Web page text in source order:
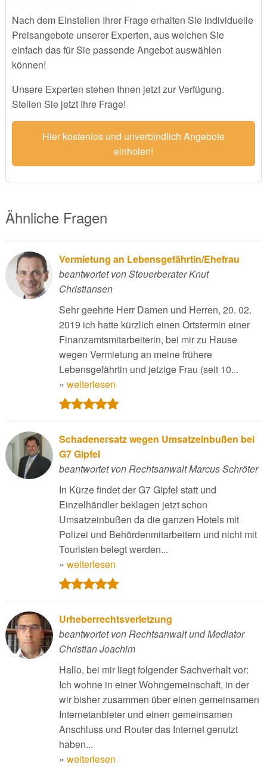
Nach dem Einstellen Ihrer Frage erhalten Sie individuelle
Preisangebote unserer Experten, aus welchen Sie
einfach das für Sie passende Angebot auswählen
können!
Unsere Experten stehen Ihnen jetzt zur Verfügung.
Stellen Sie jetzt Ihre Frage!
Hier kostenlos und unverbindlich Angebote
einholen!
Ähnliche Fragen
Vermietung an Lebensgefährtin/Ehefrau
beantwortet von Steuerberater Knut
Christiansen
Sehr geehrte Herr Damen und Herren, 20. 02.
2019 ich hatte kürzlich einen Ortstermin einer
Finanzamtsmitarbeiterin, bei mir zu Hause
wegen Vermietung an meine frühere
Lebensgefährtin und jetzige Frau (seit 10...
» weiterlesen
Schadenersatz wegen Umsatzeinbußen bei
G7 Gipfel
beantwortet von Rechtsanwalt Marcus Schröter
In Kürze findet der G7 Gipfel statt und
Einzelhändler beklagen jetzt schon
Umsatzeinbußen da die ganzen Hotels mit
Polizei und Behördenmitarbeitern und nicht mit
Touristen belegt werden...
» weiterlesen
Urheberrechtsverletzung
beantwortet von Rechtsanwalt und Mediator
Christian Joachim
Hallo, bei mir liegt folgender Sachverhalt vor:
Ich wohne in einer Wohngemeinschaft, in der
wir bisher zusammen über einen gemeinsamen
Internetanbieter und einen gemeinsamen
Anschluss und Router das Internet genutzt
haben...
» weiterlesen